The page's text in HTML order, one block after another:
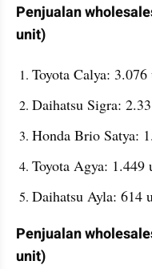
Penjualan
unit)
Toyota Calya:
Daihatsu Sigra:
Honda Brio Satya:
Toyota Agya: 1.449
Daihatsu Ayla: 614
Penjualan
unit)